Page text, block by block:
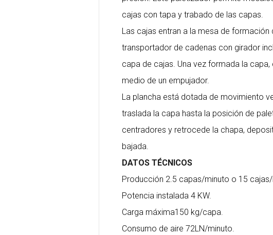
cajas con tapa y trabado de las capas.
Las cajas entran a la mesa de
transportador de cadenas con girador
capa de cajas. Una vez formada la
medio de un empujador.
La plancha está dotada de movimiento
traslada la capa hasta la posición de
centradores y retrocede la chapa,
bajada.
DATOS TÉCNICOS
Producción 2.5 capas/minuto o 15
Potencia instalada 4 KW.
Carga máxima150 kg/capa.
Consumo de aire 72LN/minuto.